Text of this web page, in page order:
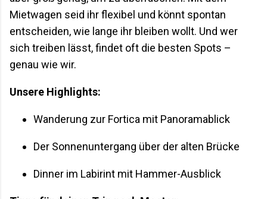
Mietwagen seid ihr flexibel und könnt spontan
entscheiden, wie lange ihr bleiben wollt. Und wer
sich treiben lässt, findet oft die besten Spots –
genau wie wir.
Unsere Highlights:
Wanderung zur Fortica mit Panoramablick
Der Sonnenuntergang über der alten Brücke
Dinner im Labirint mit Hammer-Ausblick